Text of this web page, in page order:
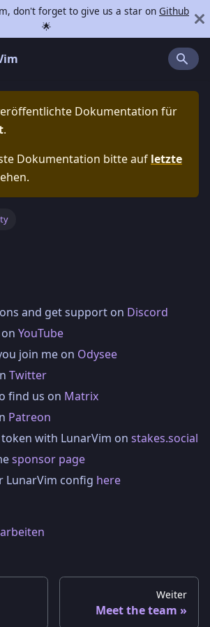
don't forget to give us a star on Github
🌟
Dokumentation für
.
Dokumentation bitte auf letzte
and get support on Discord
YouTube
join me on Odysee
Twitter
find us on Matrix
Patreon
token with LunarVim on stakes.social
sponsor page
LunarVim config here
Weiter
Meet the team